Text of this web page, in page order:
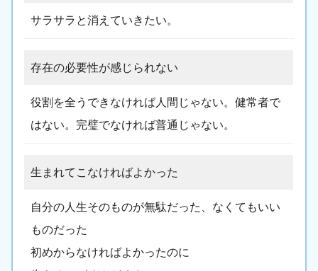
サラサラと消えていきたい。
存在の必要性が感じられない
役割を全うできなければ人間じゃない。健常者で
はない。完璧でなければ普通じゃない。
生まれてこなければよかった
自分の人生そのものが無駄だった、なくてもいい
ものだった
初めからなければよかったのに